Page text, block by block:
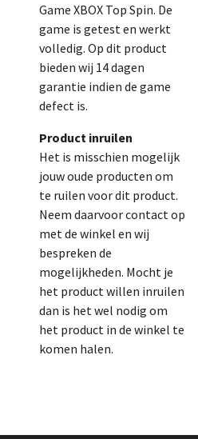
Game XBOX Top Spin. De
game is getest en werkt
volledig. Op dit product
bieden wij 14 dagen
garantie indien de game
defect is.
Product inruilen
Het is misschien mogelijk
jouw oude producten om
te ruilen voor dit product.
Neem daarvoor contact op
met de winkel en wij
bespreken de
mogelijkheden. Mocht je
het product willen inruilen
dan is het wel nodig om
het product in de winkel te
komen halen.